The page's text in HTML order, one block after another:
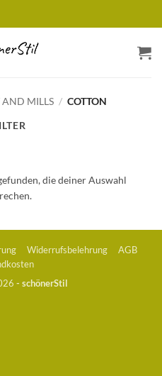
MILLS / COTTON
die deiner Auswahl
Widerrufsbelehrung
AGB
- schönerStil